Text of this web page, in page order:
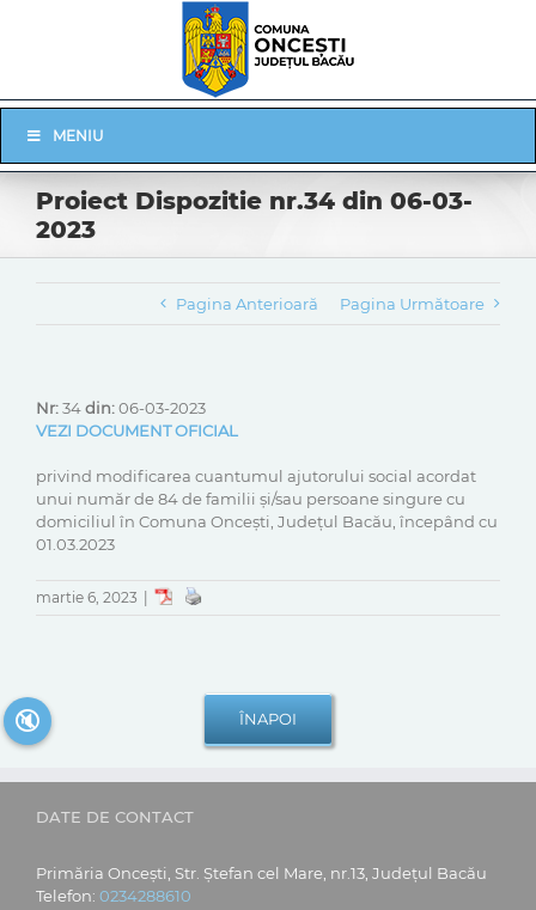
Navigation
MENIU
Proiect Dispozitie nr.34 din 06-03-
2023
Pagina Anterioară Pagina Următoare
Nr:34din:06-03-2023
VEZI DOCUMENT OFICIAL
privind modificarea cuantumul ajutorului social acordat
unui număr de 84 de familii și/sau persoane singure cu
domiciliul în Comuna Oncești, Județul Bacău, începând cu
01.03.2023
martie 6, 2023
DATE DE CONTACT
Primăria Oncești, Str. Ștefan cel Mare, nr.13, Județul Bacău
Telefon: 0234288610
🔇